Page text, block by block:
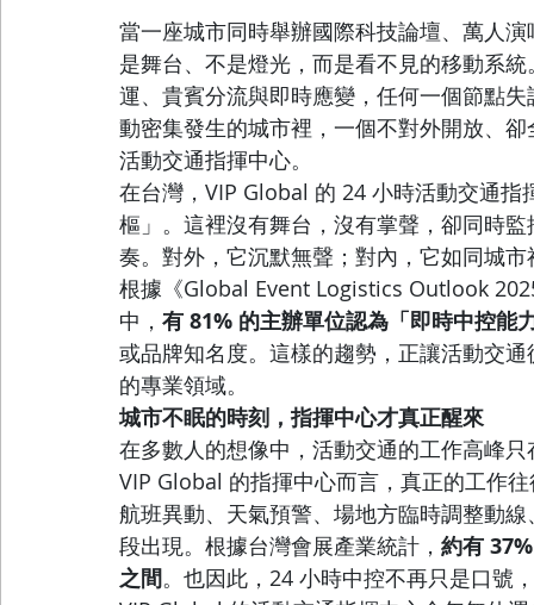
當一座城市同時舉辦國際科技論壇、萬人
是舞台、不是燈光，而是看不見的移動系
運、貴賓分流與即時應變，任何一個節點
動密集發生的城市裡，一個不對外開放、
活動交通指揮中心。
在台灣，VIP Global 的 24 小時活動交通
樞」。這裡沒有舞台，沒有掌聲，卻同時
奏。對外，它沉默無聲；對內，它如同城
根據《Global Event Logistics Outlook
中， 有 81% 的主辦單位認為「即時中控能
或品牌知名度。這樣的趨勢，正讓活動交
的專業領域。
城市不眠的時刻，指揮中心才真正醒來
在多數人的想像中，活動交通的工作高峰
VIP Global 的指揮中心而言，真正的工作
航班異動、天氣預警、場地方臨時調整動
段出現。根據台灣會展產業統計， 約有
之間。也因此，24 小時中控不再只是口號